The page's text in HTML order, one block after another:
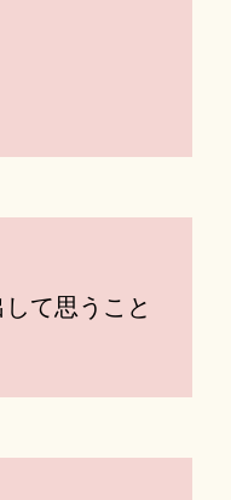
て思うこと